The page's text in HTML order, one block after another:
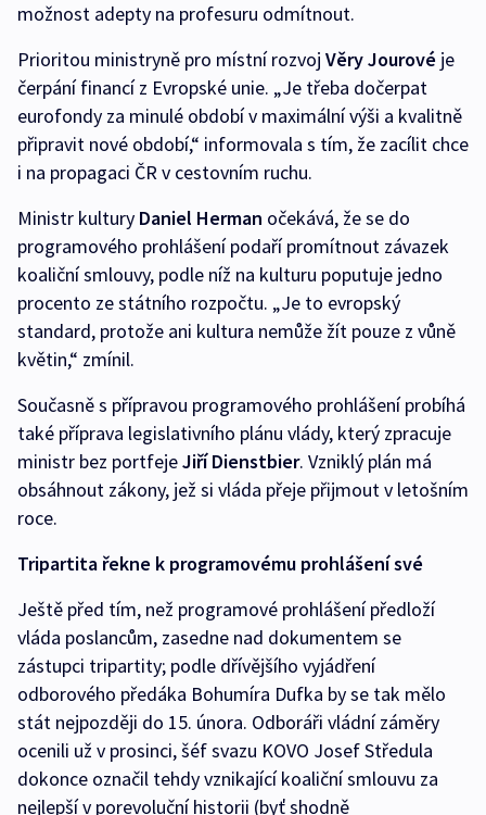
možnost adepty na profesuru odmítnout.
Prioritou ministryně pro místní rozvoj Věry Jourové je
čerpání financí z Evropské unie. „Je třeba dočerpat
eurofondy za minulé období v maximální výši a kvalitně
připravit nové období,“ informovala s tím, že zacílit chce
i na propagaci ČR v cestovním ruchu.
Ministr kultury Daniel Herman očekává, že se do
programového prohlášení podaří promítnout závazek
koaliční smlouvy, podle níž na kulturu poputuje jedno
procento ze státního rozpočtu. „Je to evropský
standard, protože ani kultura nemůže žít pouze z vůně
květin,“ zmínil.
Současně s přípravou programového prohlášení probíhá
také příprava legislativního plánu vlády, který zpracuje
ministr bez portfejeJiří Dienstbier. Vzniklý plán má
obsáhnout zákony, jež si vláda přeje přijmout v letošním
roce.
Tripartita řekne k programovému prohlášení své
Ještě před tím, než programové prohlášení předloží
vláda poslancům, zasedne nad dokumentem se
zástupci tripartity; podle dřívějšího vyjádření
odborového předáka Bohumíra Dufka by se tak mělo
stát nejpozději do 15. února. Odboráři vládní záměry
ocenili už v prosinci, šéf svazu KOVO Josef Středula
dokonce označil tehdy vznikající koaliční smlouvu za
nejlepší v porevoluční historii (byť shodně